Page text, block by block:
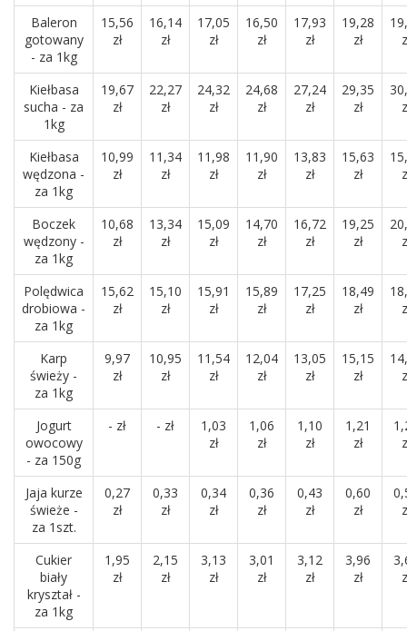
Baleron
gotowany
- za 1kg
15,56
zł
16,14
zł
17,05
zł
16,50
zł
17,93
zł
19,28
zł
Kiełbasa
sucha - za
1kg
19,67
zł
22,27
zł
24,32
zł
24,68
zł
27,24
zł
29,35
zł
Kiełbasa
wędzona -
za 1kg
10,99
zł
11,34
zł
11,98
zł
11,90
zł
13,83
zł
15,63
zł
Boczek
wędzony -
za 1kg
10,68
zł
13,34
zł
15,09
zł
14,70
zł
16,72
zł
19,25
zł
Polędwica
drobiowa -
za 1kg
15,62
zł
15,10
zł
15,91
zł
15,89
zł
17,25
zł
18,49
zł
Karp
świeży -
za 1kg
9,97
zł
10,95
zł
11,54
zł
12,04
zł
13,05
zł
15,15
zł
Jogurt
owocowy
- za 150g
- zł - zł
1,03
zł
1,06
zł
1,10
zł
1,21
zł
Jaja kurze
świeże -
za 1szt.
0,27
zł
0,33
zł
0,34
zł
0,36
zł
0,43
zł
0,60
zł
Cukier
biały
kryształ -
za 1kg
1,95
zł
2,15
zł
3,13
zł
3,01
zł
3,12
zł
3,96
zł